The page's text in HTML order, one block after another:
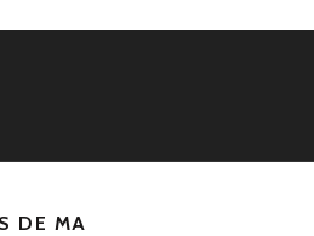
DE MA